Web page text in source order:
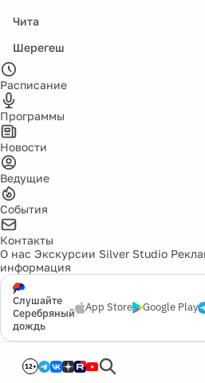
Чита
Шерегеш
Расписание
Программы
Новости
Ведущие
События
Контакты
О нас Экскурсии Silver Studio
информация
Слушайте
Серебряный
дождь
App Store Google Play
12+